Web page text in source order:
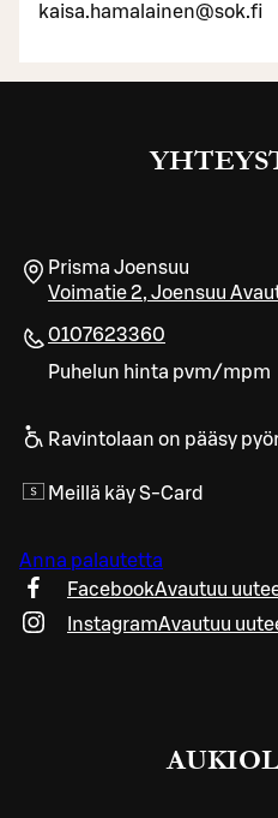
kaisa.hamalainen@sok.fi
Prisma Joensuu
Voimatie 2, Joensuu
0107623360
Puhelun hinta pvm/mpm
Ravintolaan on pääsy
Meillä käy S-Card
Anna palautetta
FacebookAvautuu
InstagramAvautuu